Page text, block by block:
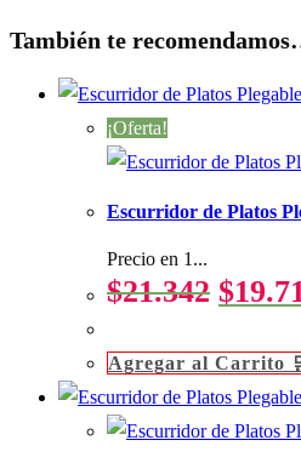
También te
¡Oferta!
Escurridor de Platos
Precio en 1...
$21.342 El
era:
$
Agregar al Carrito